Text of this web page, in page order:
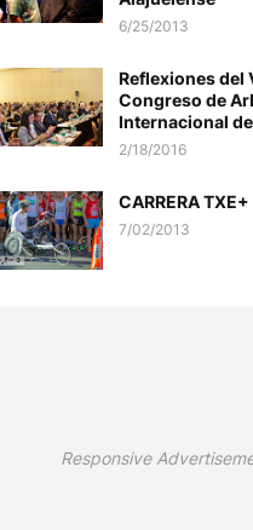
6/25/2013
Reflexiones del
Congreso de
Internacional
2/18/2016
CARRERA
7/02/2013
Responsive